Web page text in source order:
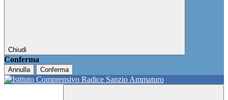
Chiudi
Conferma
Annulla Conferma